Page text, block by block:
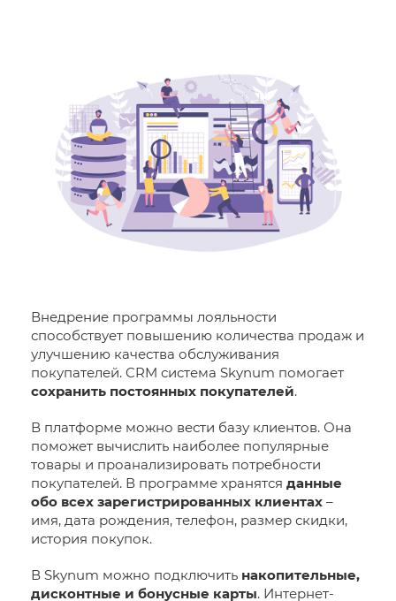
Внедрение программы лояльности
способствует повышению количества продаж и
улучшению качества обслуживания
покупателей. CRM система Skynum помогает
сохранить постоянных покупателей.
В платформе можно вести базу клиентов. Она
поможет вычислить наиболее популярные
товары и проанализировать потребности
покупателей. В программе хранятся данные
обо всех зарегистрированных клиентах –
имя, дата рождения, телефон, размер скидки,
история покупок.
В Skynum можно подключить накопительные,
дисконтные и бонусные карты. Интернет-